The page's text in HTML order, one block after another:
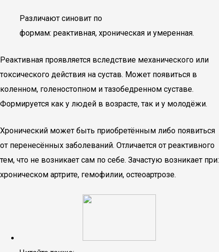
Различают синовит по
формам: реактивная, хроническая и умеренная.
Реактивная проявляется вследствие механического или
токсического действия на сустав. Может появиться в
коленном, голеностопном и тазобедренном суставе.
Формируется как у людей в возрасте, так и у молодёжи.
Хронический может быть приобретённым либо появиться
от перенесённых заболеваний. Отличается от реактивного
тем, что не возникает сам по себе. Зачастую возникает при:
хроническом артрите, гемофилии, остеоартрозе.